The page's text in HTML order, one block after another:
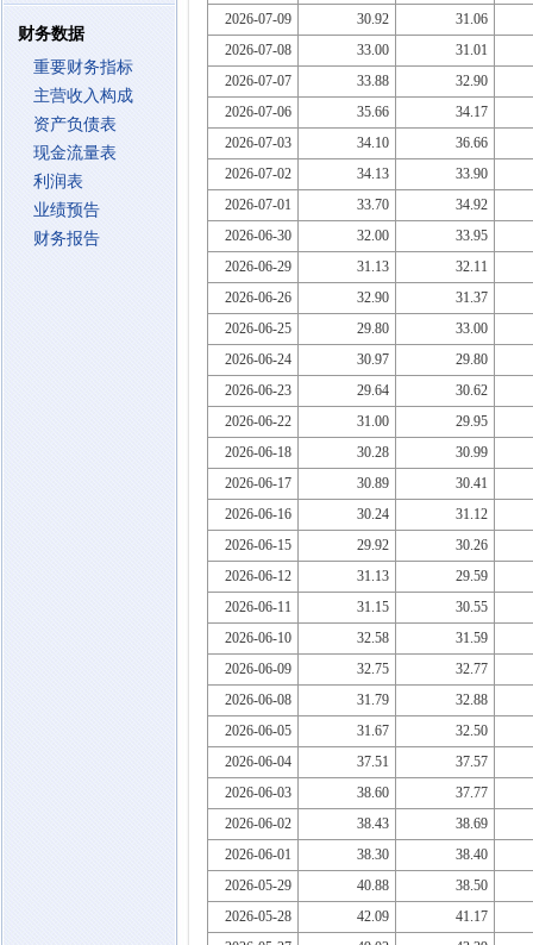
财务数据
重要财务指标
主营收入构成
资产负债表
现金流量表
利润表
业绩预告
财务报告
2026-07-09
30.92
31.06
2026-07-08
33.00
31.01
2026-07-07
33.88
32.90
2026-07-06
35.66
34.17
2026-07-03
34.10
36.66
2026-07-02
34.13
33.90
2026-07-01
33.70
34.92
2026-06-30
32.00
33.95
2026-06-29
31.13
32.11
2026-06-26
32.90
31.37
2026-06-25
29.80
33.00
2026-06-24
30.97
29.80
2026-06-23
29.64
30.62
2026-06-22
31.00
29.95
2026-06-18
30.28
30.99
2026-06-17
30.89
30.41
2026-06-16
30.24
31.12
2026-06-15
29.92
30.26
2026-06-12
31.13
29.59
2026-06-11
31.15
30.55
2026-06-10
32.58
31.59
2026-06-09
32.75
32.77
2026-06-08
31.79
32.88
2026-06-05
31.67
32.50
2026-06-04
37.51
37.57
2026-06-03
38.60
37.77
2026-06-02
38.43
38.69
2026-06-01
38.30
38.40
2026-05-29
40.88
38.50
2026-05-28
42.09
41.17